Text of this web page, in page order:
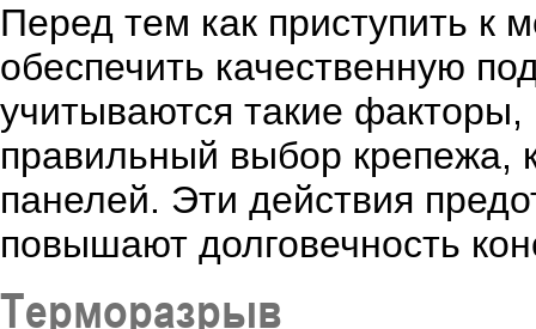
Перед тем как приступить к
обеспечить качественную
учитываются такие факторы,
правильный выбор крепежа,
панелей. Эти действия
повышают долговечность
Терморазрыв